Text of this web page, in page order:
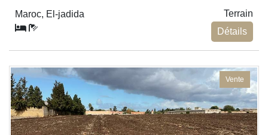
Maroc, El-jadida
Terrain
Détails
Vente